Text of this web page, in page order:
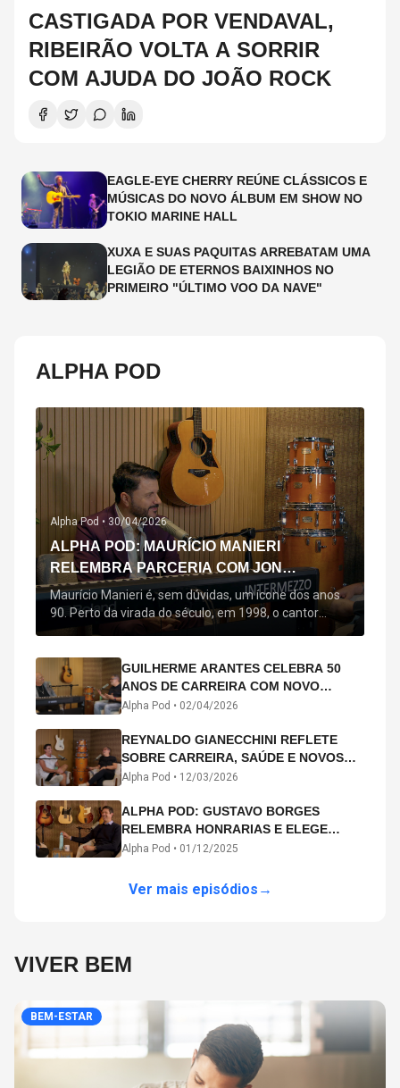
CASTIGADA POR VENDAVAL,
RIBEIRÃO VOLTA A SORRIR
COM AJUDA DO JOÃO ROCK
EAGLE-EYE CHERRY REÚNE CLÁSSICOS E
MÚSICAS DO NOVO ÁLBUM EM SHOW NO
TOKIO MARINE HALL
XUXA E SUAS PAQUITAS ARREBATAM UMA
LEGIÃO DE ETERNOS BAIXINHOS NO
PRIMEIRO "ÚLTIMO VOO DA NAVE"
ALPHA POD
Alpha Pod • 30/04/2026
ALPHA POD: MAURÍCIO MANIERI
RELEMBRA PARCERIA COM JON
SECADA, ORIGEM DE "BEM QUERER" E
MAIS
Maurício Manieri é, sem dúvidas, um ícone dos anos
90. Perto da virada do século, em 1998, o cantor
estreou oficialmente com o seu primeiro disco, "A
acompanham até hoje, quase trinta anos mais tarde:
"Bem Querer" e "Minha Menina". Em 2026, o astro
segue com o […]
GUILHERME ARANTES CELEBRA 50
ANOS DE CARREIRA COM NOVO
ÁLBUM INTERDIMENSIONAL E TURNÊ
Alpha Pod • 02/04/2026
REYNALDO GIANECCHINI REFLETE
SOBRE CARREIRA, SAÚDE E NOVOS
CAMINHOS ARTÍSTICOS NO ALPHA
Alpha Pod • 12/03/2026
ALPHA POD: GUSTAVO BORGES
RELEMBRA HONRARIAS E ELEGE
MICHAEL PHELPS O MAIOR ATLETA DA
Alpha Pod • 01/12/2025
Ver mais episódios →
VIVER BEM
BEM-ESTAR